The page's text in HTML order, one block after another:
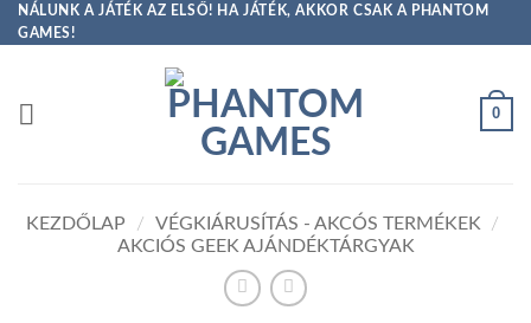
Skip
to
NÁLUNK A JÁTÉK AZ ELSŐ! HA JÁTÉK, AKKOR CSAK A PHANTOM
GAMES!
0
KEZDŐLAP / VÉGKIÁRUSÍTÁS - AKCÓS TERMÉKEK
/
AKCIÓS GEEK AJÁNDÉKTÁRGYAK